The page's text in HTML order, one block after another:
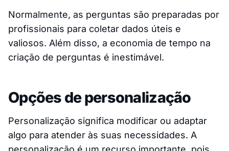
Normalmente, as perguntas são preparadas por
profissionais para coletar dados úteis e
valiosos. Além disso, a economia de tempo na
criação de perguntas é inestimável.
Opções de personalização
Personalização significa modificar ou adaptar
algo para atender às suas necessidades. A